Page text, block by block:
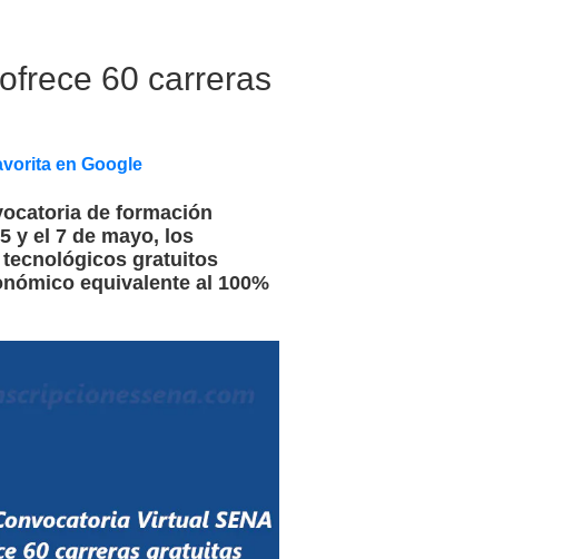
60 carreras
en Google
de formación
y el 7 de mayo, los
gratuitos
equivalente al 100%